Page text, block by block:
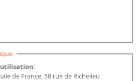
de France, 58 rue de Richelieu